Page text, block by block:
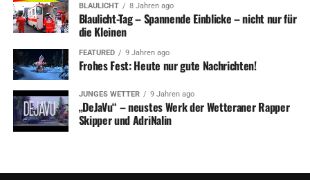
BLAULICHT 8 Jahren ago
Blaulicht-Tag – Spannende Einblicke – nicht nur für
die Kleinen
FEATURED 9 Jahren ago
Frohes Fest: Heute nur gute Nachrichten!
JUNGES WETTER 9 Jahren ago
„DeJaVu“ – neustes Werk der Wetteraner Rapper
Skipper und AdriNalin